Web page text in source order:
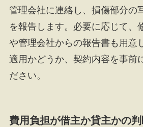
管理会社に連絡し、損傷部分の
を報告します。必要に応じて、
や管理会社からの報告書も用意
適用かどうか、契約内容を事前
ださい。
費用負担が借主か貸主かの